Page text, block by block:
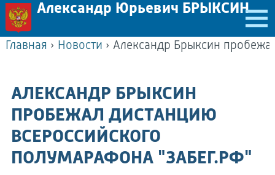
Александр Юрьевич БРЫКСИН
Главная › Новости ›
АЛЕКСАНДР БРЫКСИН
ПРОБЕЖАЛ ДИСТАНЦИЮ
ВСЕРОССИЙСКОГО
ПОЛУМАРАФОНА "ЗАБЕГ.РФ"